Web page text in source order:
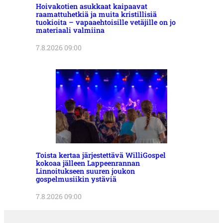
Hoivakotien asukkaat kaipaavat
raamattuhetkiä ja muita kristillisiä
tuokioita – vapaaehtoisille vetäjille on jo
materiaali valmiina
7.8.2026 09:00
Toista kertaa järjestettävä WilliGospel
kokoaa jälleen Lappeenrannan
Linnoitukseen suuren joukon
gospelmusiikin ystäviä
7.8.2026 09:00